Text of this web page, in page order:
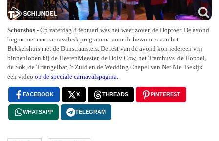
Schorsbos - Op zaterdag 8 februari was het weer zover, de Hoptoer. De avond
begon met een carnavalesk programma voor de bewoners van het
Bekkershuis met de Dunstraaisters. De rest van de avond kon iedereen vrij
binnenlopen bij de HeerenMeester, de Holy Cow, het Tramhuys, de Hopbel,
de Sok, de Triangelbar, ’t Zuid en de Wedding Chapel van Net Nie. Bekijk
een video op de speciale carnavalspagina.
FACEBOOK X THREADS PINTEREST
WHATSAPP TELEGRAM